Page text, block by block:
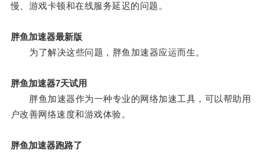
慢、游戏卡顿和在线服务延迟的问题。
胖鱼加速器最新版
为了解决这些问题，胖鱼加速器应运而生。
胖鱼加速器7天试用
胖鱼加速器作为一种专业的网络加速工具，可以帮助用
户改善网络速度和游戏体验。
胖鱼加速器跑路了